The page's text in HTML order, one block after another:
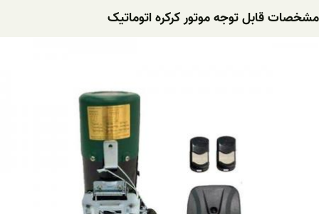
مشخصات قابل توجه موتور کرکره اتوماتیک